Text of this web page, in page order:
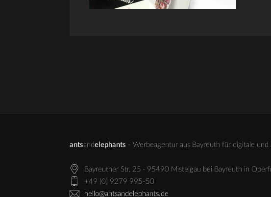
antsandelephants - Werbeagentur aus Bayreuth für digitale und
Bayreuther Str. 25 · 95490 Mistelgau bei Bayreuth in
+49 (0) 9279 995-50
hello@antsandelephants.de